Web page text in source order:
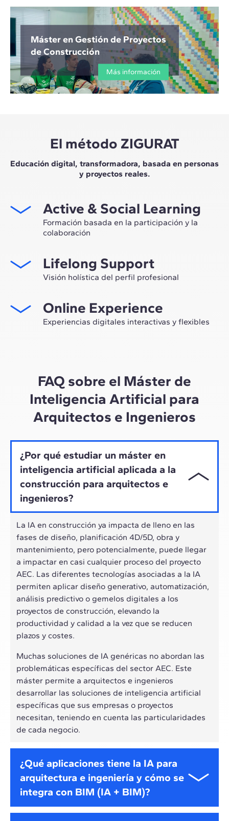
Máster en Gestión de Proyectos
de Construcción
Más información
El método ZIGURAT
Educación digital, transformadora, basada en personas
y proyectos reales.
Active & Social Learning
Formación basada en la participación y la
colaboración
network profesional, sino tener la ocasión única de
participar en grupos de trabajo seleccionados,
asesorados por el expertise de nuestros profesores,
construcción.
Lifelong Support
Visión holística del perfil profesional
Máster, te acompañamos para tener una visión crítica y
360º de tu futuro como experto en el sector.
Online Experience
Experiencias digitales interactivas y flexibles
ritmo híbrido de los profesionales actuales.
FAQ sobre el Máster de
Inteligencia Artificial para
Arquitectos e Ingenieros
¿Por qué estudiar un máster en
inteligencia artificial aplicada a la
construcción para arquitectos e
ingenieros?
La IA en construcción ya impacta de lleno en las
fases de diseño, planificación 4D/5D, obra y
mantenimiento, pero potencialmente, puede llegar
a impactar en casi cualquier proceso del proyecto
AEC. Las diferentes tecnologías asociadas a la IA
permiten aplicar diseño generativo, automatización,
análisis predictivo o gemelos digitales a los
proyectos de construcción, elevando la
productividad y calidad a la vez que se reducen
plazos y costes.
Muchas soluciones de IA genéricas no abordan las
problemáticas específicas del sector AEC. Este
máster permite a arquitectos e ingenieros
desarrollar las soluciones de inteligencia artificial
específicas que sus empresas o proyectos
necesitan, teniendo en cuenta las particularidades
de cada negocio.
¿Qué aplicaciones tiene la IA para
arquitectura e ingeniería y cómo se
integra con BIM (IA + BIM)?